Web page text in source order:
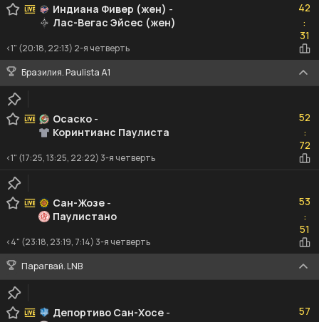
Индиана Фивер (жен) -
Лас-Вегас Эйсес (жен)
42
:31
31
<1" (20:18, 22:13) 2-я четверть
Бразилия. Paulista A1
Осаско -
Коринтианс Паулиста
52
:72
72
<1" (17:25, 13:25, 22:22) 3-я четверть
Сан-Жозе -
Паулистано
53
:51
51
<4" (23:18, 23:19, 7:14) 3-я четверть
Парагвай. LNB
Депортиво Сан-Хосе -
57